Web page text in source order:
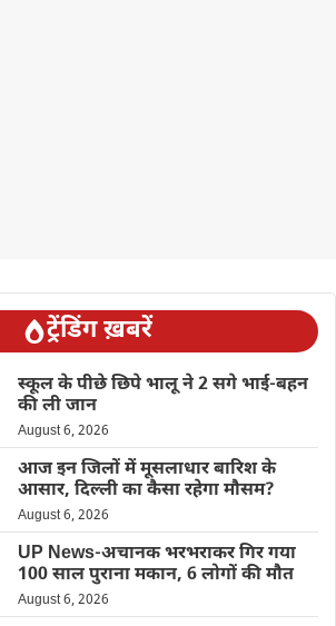
ट्रेंडिंग ख़बरें
स्कूल के पीछे छिपे भालू ने 2 सगे भाई-बहन
की ली जान
August 6, 2026
आज इन जिलों में मूसलाधार बारिश के
आसार, दिल्ली का कैसा रहेगा मौसम?
August 6, 2026
UP News-अचानक भरभराकर गिर गया
100 साल पुराना मकान, 6 लोगों की मौत
August 6, 2026